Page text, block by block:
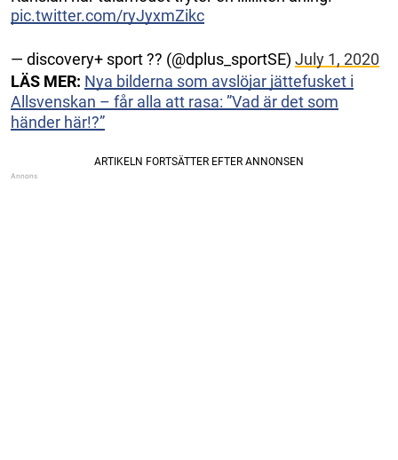
pic.twitter.com/ryJyxmZikc
— discovery+ sport ?? (@dplus_sportSE) July 1, 2020
LÄS MER: Nya bilderna som avslöjar jättefusket i
Allsvenskan – får alla att rasa: ”Vad är det som
händer här!?”